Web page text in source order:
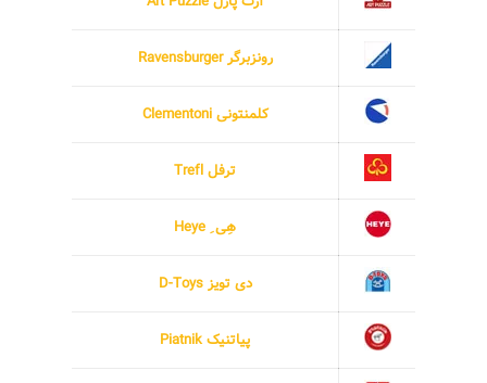
رونزبرگر Ravensburger
کلمنتونی Clementoni
ترفل Trefl
هِی ِ Heye
دی تویز D-Toys
پیاتنیک Piatnik